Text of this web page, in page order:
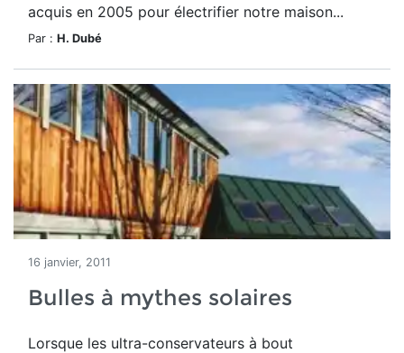
acquis en 2005 pour électrifier notre maison...
Par : H. Dubé
16 janvier, 2011
Bulles à mythes solaires
Lorsque les ultra-conservateurs à bout